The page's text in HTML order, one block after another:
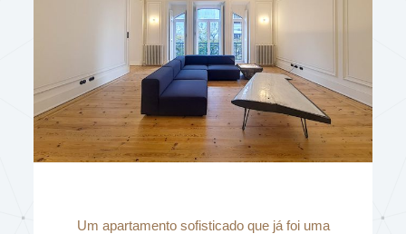
Um apartamento sofisticado que já foi uma